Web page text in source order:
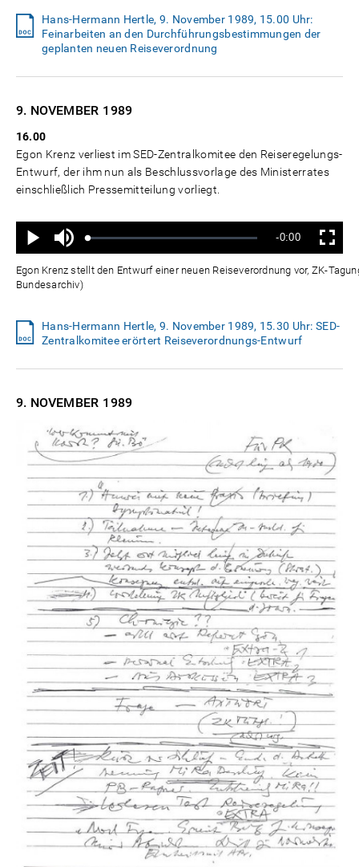
Hans-Hermann Hertle, 9. November 1989, 15.00 Uhr:
Feinarbeiten an den Durchführungsbestimmungen der
geplanten neuen Reiseverordnung
9. NOVEMBER 1989
16.00
Egon Krenz verliest im SED-Zentralkomitee den Reiseregelungs-
Entwurf, der ihm nun als Beschlussvorlage des Ministerrates
einschließlich Pressemitteilung vorliegt.
Wiedergabe
Ton
aus
Geladen:
Status:
Verbleibende
Zeit
-0:00 Vollbild
Egon Krenz stellt den Entwurf einer neuen Reiseverordnung vor, ZK-
Bundesarchiv)
Hans-Hermann Hertle, 9. November 1989, 15.30 Uhr: SED-
Zentralkomitee erörtert Reiseverordnungs-Entwurf
9. NOVEMBER 1989